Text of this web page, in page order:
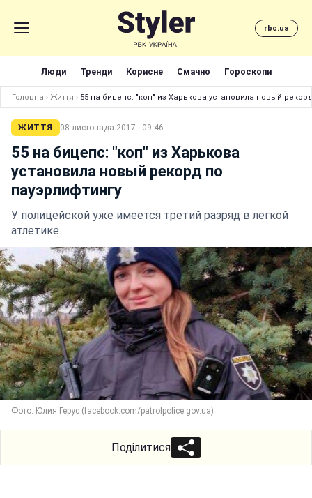
rbc.ua
Люди Тренди Корисне Смачно Гороскопи
Головна › Життя › 55 на бицепс: "коп" из Харькова установила новый
ЖИТТЯ 08 листопада 2017 · 09:46
55 на бицепс: "коп" из Харькова
установила новый рекорд по
пауэрлифтингу
У полицейской уже имеется третий разряд в легкой
атлетике
Фото: Юлия Герус (facebook.com/patrolpolice.gov.ua)
Поділитися